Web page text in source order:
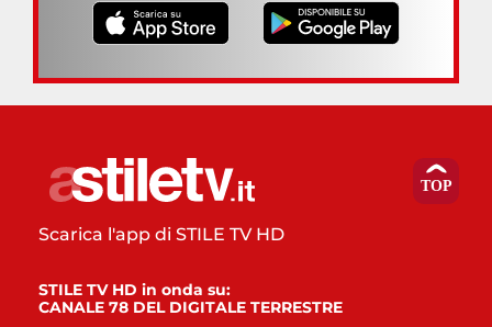
Scarica l'app di STILE TV HD
STILE TV HD in onda su:
CANALE 78 DEL DIGITALE TERRESTRE